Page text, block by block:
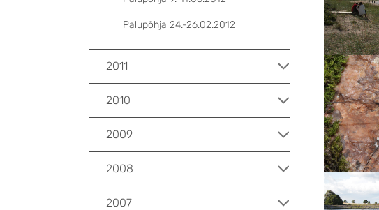
Palupõhja 24.-26.02.2012
2011
2010
2009
2008
2007